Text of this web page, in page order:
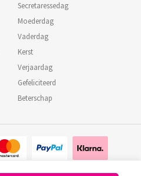
Secretaressedag
Moederdag
Vaderdag
Kerst
Verjaardag
Gefeliciteerd
Beterschap